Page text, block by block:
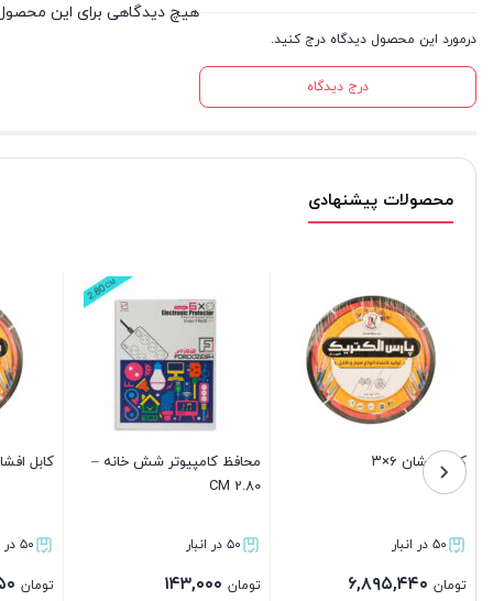
درمورد این محصول دیدگاه درج کنید.
درج دیدگاه
هیچ دیدگاهی برای این
محصولات پیشنهادی
کابل افشان ۱۰×۳
۵۰ در انبار
تومان۱۱,۶۹۱,۵۵۰
کابل افشان ۰.۷۵×۳
۵۰ در انبار
تومان۱,۱۰۸,۳۴۰
۵۰ در انبار
تومان۴۰,۵۰۰